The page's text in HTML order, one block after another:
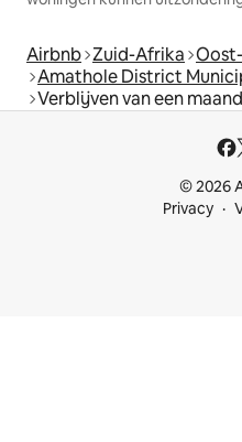
Airbnb Zuid-Afrika
Amathole District
Verblijven van een maand
© 2026
Privacy